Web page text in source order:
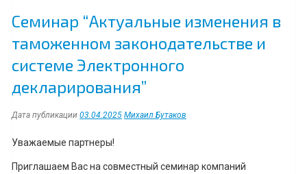
Семинар “Актуальные изменения в
таможенном законодательстве и
системе Электронного
декларирования”
Дата публикации 03.04.2025 Михаил Бутаков
Уважаемые партнеры!
Приглашаем Вас на совместный семинар компаний